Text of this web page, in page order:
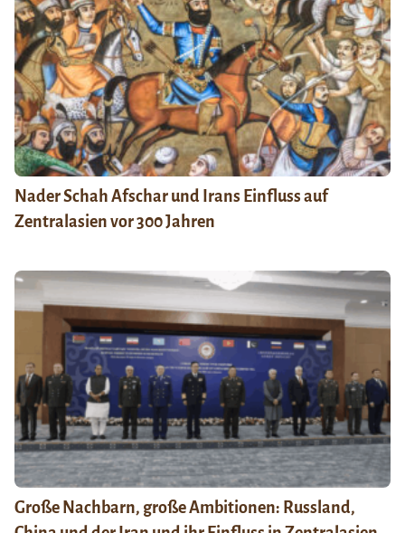
Nader Schah Afschar und Irans Einfluss auf
Zentralasien vor 300 Jahren
Große Nachbarn, große Ambitionen: Russland,